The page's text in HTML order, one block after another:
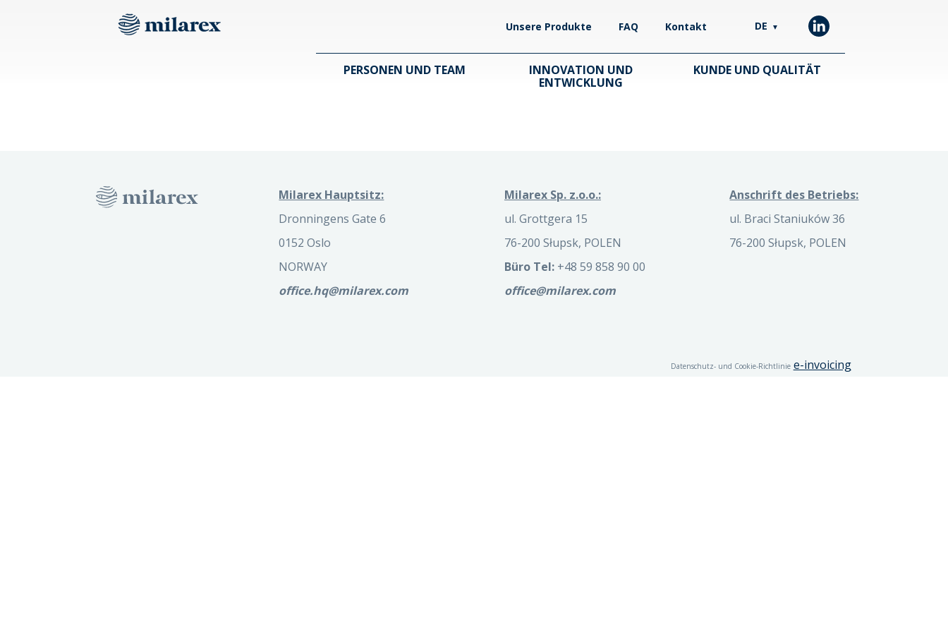
Unsere Produkte FAQ Kontakt DE ▼
PERSONEN UND TEAM
INNOVATION UND
ENTWICKLUNG
KUNDE UND QUALITÄT
Milarex Hauptsitz:
Dronningens Gate 6
0152 Oslo
NORWAY
office.hq@milarex.com
Milarex Sp. z.o.o.:
ul. Grottgera 15
76-200 Słupsk, POLEN
Büro Tel:+48 59 858 90 00
office@milarex.com
Anschrift des Betriebs:
ul. Braci Staniuków 36
76-200 Słupsk, POLEN
Datenschutz- und Cookie-Richtlinie e-invoicing